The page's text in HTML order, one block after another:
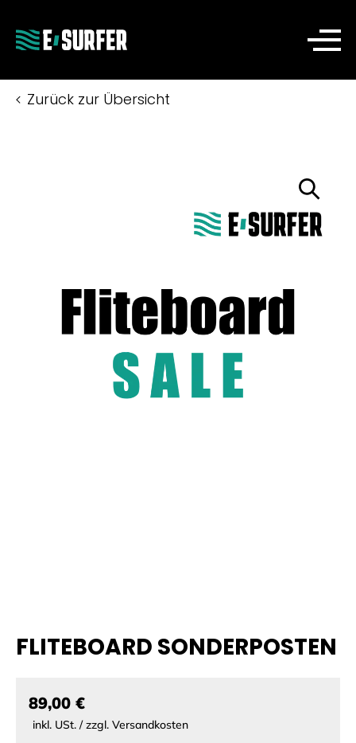
Zurück zur Übersicht
FLITEBOARD SONDERPOSTEN
89,00 €
inkl. USt. / zzgl. Versandkosten